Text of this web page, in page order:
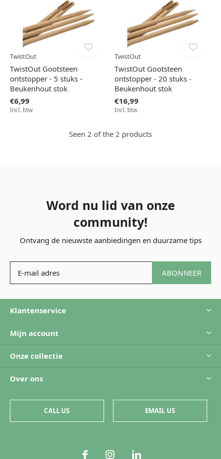
TwistOut
TwistOut Gootsteen
ontstopper - 5 stuks -
Beukenhout stok
€6,99
Incl. btw
TwistOut
TwistOut Gootsteen
ontstopper - 20 stuks -
Beukenhout stok
€16,99
Incl. btw
Seen 2 of the 2 products
Word nu lid van onze
community!
Ontvang de nieuwste aanbiedingen en duurzame tips
ABONNEER
Klantenservice
Mijn account
Onze collectie
Over ons
CALL US EMAIL US